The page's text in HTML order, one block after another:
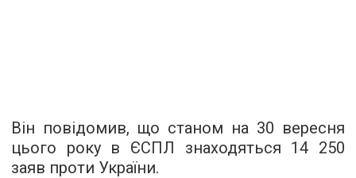
Він повідомив, що станом на 30 вересня
цього року в ЄСПЛ знаходяться 14 250
заяв проти України.